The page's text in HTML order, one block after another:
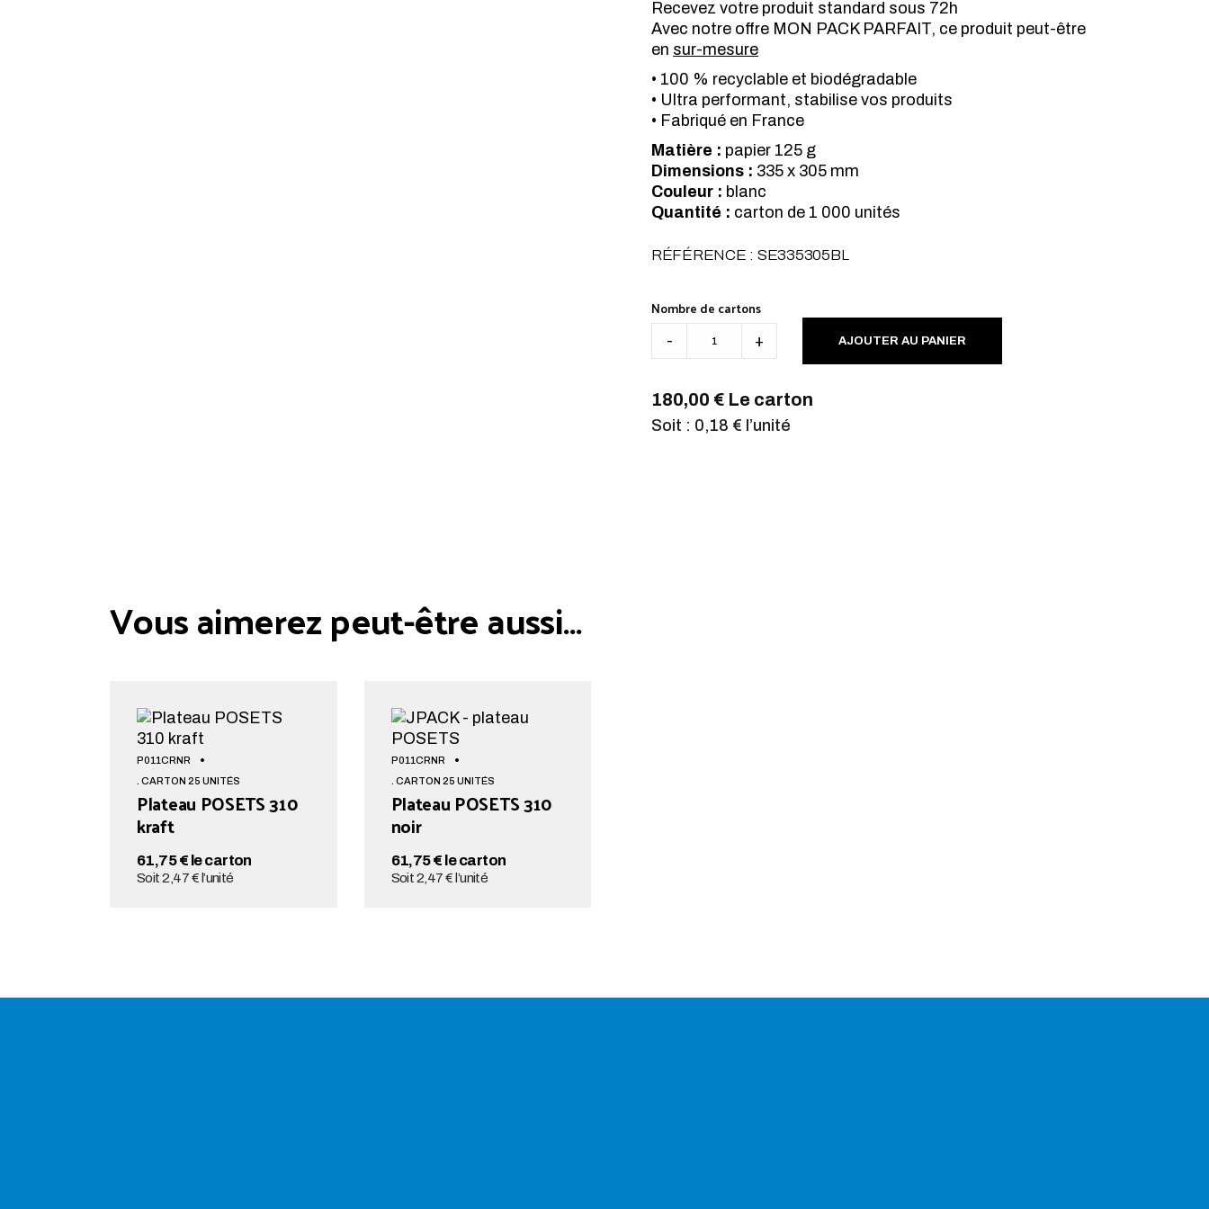
Recevez votre produit standard sous 72h
Avec notre offre MON PACK PARFAIT, ce produit peut-être
en sur-mesure
• 100 % recyclable et biodégradable
• Ultra performant, stabilise vos produits
• Fabriqué en France
Matière : papier 125 g
Dimensions : 335 x 305 mm
Couleur : blanc
Quantité : carton de 1 000 unités
RÉFÉRENCE : SE335305BL
- +
Nombre de cartons
AJOUTER AU PANIER
180,00 € Le carton
Soit : 0,18 € l’unité
Vous aimerez peut-être aussi…
P011CRNR
. CARTON 25 UNITÉS
Plateau POSETS 310
kraft
61,75 € le carton
Soit 2,47 € l’unité
P011CRNR
. CARTON 25 UNITÉS
Plateau POSETS 310
noir
61,75 € le carton
Soit 2,47 € l’unité